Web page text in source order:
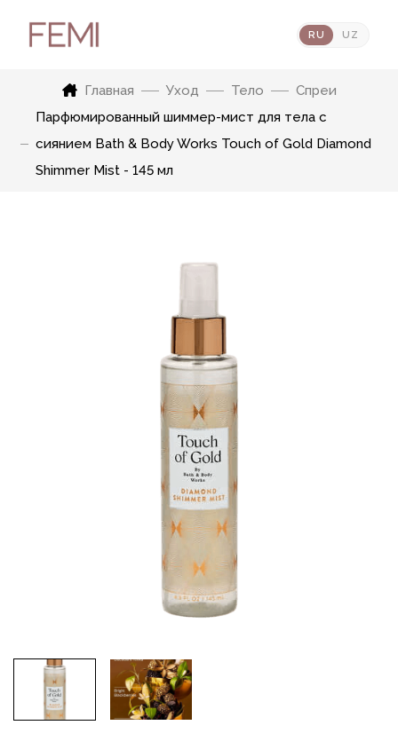
RU UZ
Главная Уход Тело
Спреи
Парфюмированный шиммер-мист для тела с
сиянием Bath & Body Works Touch of Gold Diamond
Shimmer Mist - 145 мл